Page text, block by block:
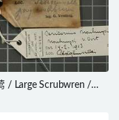
/ Large Scrubwren /